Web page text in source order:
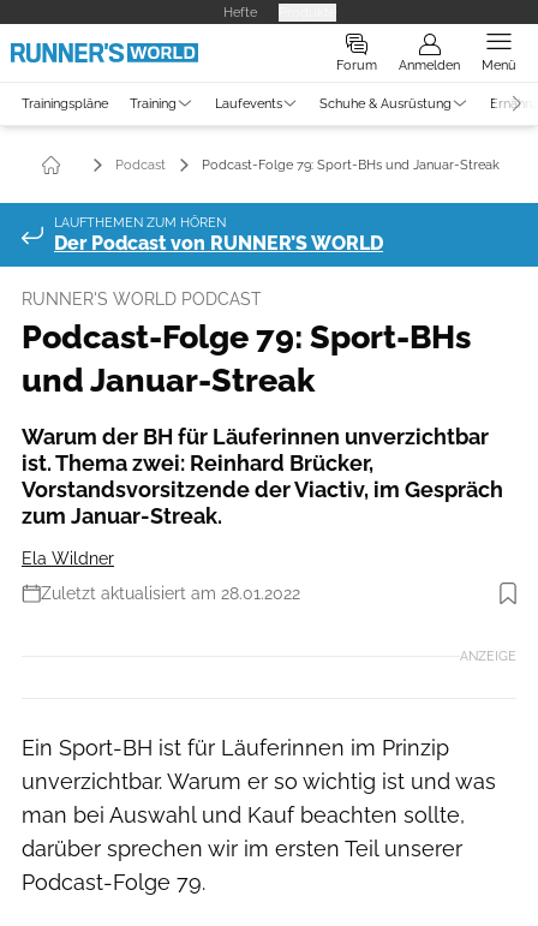
Hefte
Forum Anmelden Menü
Trainingspläne Training Laufevents Schuhe & Ausrüstung
Podcast Podcast-Folge 79: Sport-BHs und Januar-Streak
LAUFTHEMEN ZUM HÖREN
Der Podcast von RUNNER’S WORLD
RUNNER'S WORLD PODCAST
Podcast-Folge 79: Sport-BHs
und Januar-Streak
Warum der BH für Läuferinnen unverzichtbar
ist. Thema zwei: Reinhard Brücker,
Vorstandsvorsitzende der Viactiv, im Gespräch
zum Januar-Streak.
Ela Wildner
Zuletzt aktualisiert am 28.01.2022
Foto: iStockphoto.com / RW
ANZEIGE
Ein Sport-BH ist für Läuferinnen im Prinzip
unverzichtbar. Warum er so wichtig ist und was
man bei Auswahl und Kauf beachten sollte,
darüber sprechen wir im ersten Teil unserer
Podcast-Folge 79.